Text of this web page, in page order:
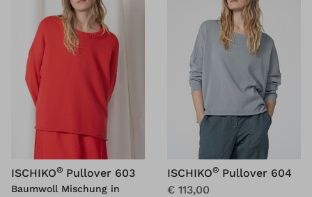
ISCHIKO® Pullover 603
Baumwoll Mischung in
ISCHIKO® Pullover 604
€ 113,00